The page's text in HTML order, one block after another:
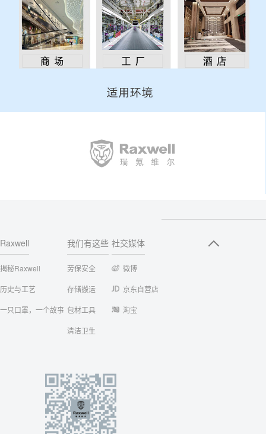
Raxwell
揭秘Raxwell
历史与工艺
一只口罩，一个故事
我们有这些
劳保安全
存储搬运
包材工具
清洁卫生
社交媒体
微博
京东自营店
淘宝